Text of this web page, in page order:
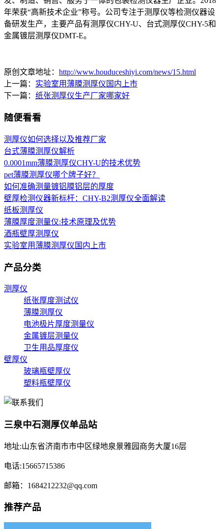
年荣获“高新技术企业”称号。公司专注于测厚仪等检测仪器设
备研发生产，主要产品有测厚仪CHY-U、台式测厚仪CHY-5和
金属镀层测厚仪DMT-E。
原创文章地址： http://www.houduceshiyi.com/news/15.html
上一篇： 实验室用薄膜测厚仪国内上市
下一篇： 纸张测厚仪生产厂家哪家好
随便看看
测厚仪如何选择以及推荐厂家
台式薄膜测厚仪解析
0.0001mm薄膜测厚仪CHY-U的技术优势
pet薄膜测厚仪哪个牌子好？
如何准确测量镀铝膜铝层的厚度
壁厚检测仪器新标杆：CHY-B2测厚仪全面解读
纸板测厚仪
薄膜厚度测量仪:技术原理及优势
酒瓶壁厚测厚仪
实验室用薄膜测厚仪国内上市
产品分类
测厚仪
纸张厚度测试仪
薄膜测厚仪
电池极片厚度测量仪
金属镀层测量仪
卫生用品厚度仪
壁厚仪
玻璃瓶壁厚仪
塑料瓶壁厚仪
三泉中石测厚仪单品站
地址:山东省济南市市中区绿地泉景雅园商务大厦16层
电话:15665715386
邮箱：1684212232@qq.com
推荐产品